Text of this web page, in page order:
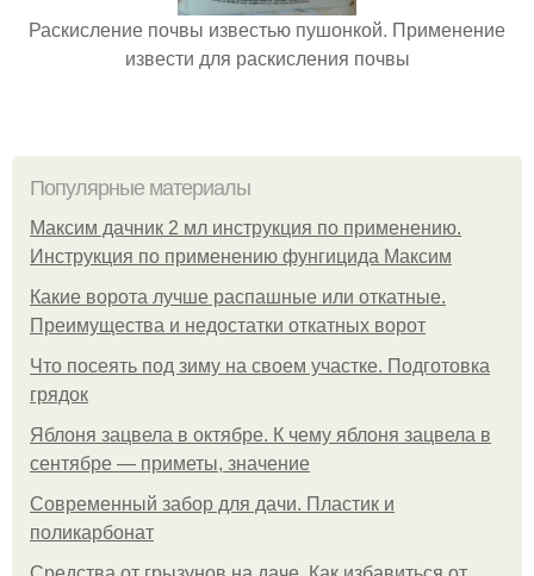
Раскисление почвы известью пушонкой. Применение
извести для раскисления почвы
Популярные материалы
Максим дачник 2 мл инструкция по применению.
Инструкция по применению фунгицида Максим
Какие ворота лучше распашные или откатные.
Преимущества и недостатки откатных ворот
Что посеять под зиму на своем участке. Подготовка
грядок
Яблоня зацвела в октябре. К чему яблоня зацвела в
сентябре — приметы, значение
Современный забор для дачи. Пластик и
поликарбонат